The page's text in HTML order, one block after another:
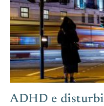
ADHD e disturbi